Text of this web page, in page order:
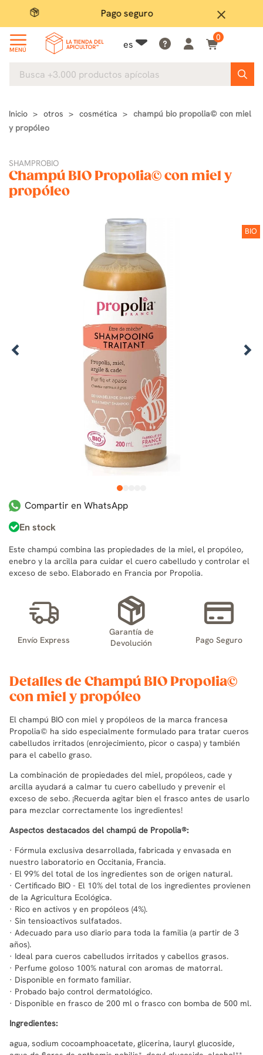
close
Pago seguro
MENÚ es
0
Inicio otros cosmética
champú bio propolia© con miel
y propóleo
SHAMPROBIO
Champú BIO Propolia© con miel y
propóleo
BIO
1
Compartir en WhatsApp
En stock
Este champú combina las propiedades de la miel, el propóleo,
enebro y la arcilla para cuidar el cuero cabelludo y controlar el
exceso de sebo. Elaborado en Francia por Propolia.
Envío Express
Garantía de
Devolución
Pago Seguro
Detalles de Champú BIO Propolia©
con miel y propóleo
El champú BIO con miel y propóleos de la marca francesa
Propolia© ha sido especialmente formulado para tratar cueros
cabelludos irritados (enrojecimiento, picor o caspa) y también
para el cabello graso.
La combinación de propiedades del miel, propóleos, cade y
arcilla ayudará a calmar tu cuero cabelludo y prevenir el
exceso de sebo. ¡Recuerda agitar bien el frasco antes de usarlo
para mezclar correctamente los ingredientes!
Aspectos destacados del champú de Propolia®:
· Fórmula exclusiva desarrollada, fabricada y envasada en
nuestro laboratorio en Occitania, Francia.
· El 99% del total de los ingredientes son de origen natural.
· Certificado BIO - El 10% del total de los ingredientes provienen
de la Agricultura Ecológica.
· Rico en activos y en propóleos (4%).
· Sin tensioactivos sulfatados.
· Adecuado para uso diario para toda la familia (a partir de 3
años).
· Ideal para cueros cabelludos irritados y cabellos grasos.
· Perfume goloso 100% natural con aromas de matorral.
· Disponible en formato familiar.
· Probado bajo control dermatológico.
· Disponible en frasco de 200 ml o frasco con bomba de 500 ml.
Ingredientes:
agua, sodium cocoamphoacetate, glicerina, lauryl glucoside,